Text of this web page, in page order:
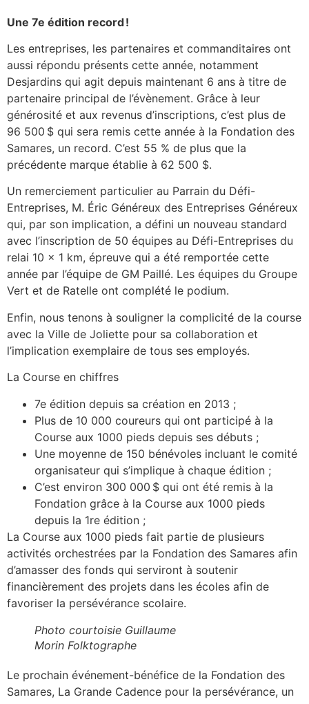
Une 7e édition record !
Les entreprises, les partenaires et commanditaires ont
aussi répondu présents cette année, notamment
Desjardins qui agit depuis maintenant 6 ans à titre de
partenaire principal de l’évènement. Grâce à leur
générosité et aux revenus d’inscriptions, c’est plus de
96 500 $ qui sera remis cette année à la Fondation des
Samares, un record. C’est 55 % de plus que la
précédente marque établie à 62 500 $.
Un remerciement particulier au Parrain du Défi-
Entreprises, M. Éric Généreux des Entreprises Généreux
qui, par son implication, a défini un nouveau standard
avec l’inscription de 50 équipes au Défi-Entreprises du
relai 10 x 1 km, épreuve qui a été remportée cette
année par l’équipe de GM Paillé. Les équipes du Groupe
Vert et de Ratelle ont complété le podium.
Enfin, nous tenons à souligner la complicité de la course
avec la Ville de Joliette pour sa collaboration et
l’implication exemplaire de tous ses employés.
La Course en chiffres
7e édition depuis sa création en 2013 ;
Plus de 10 000 coureurs qui ont participé à la
Course aux 1000 pieds depuis ses débuts ;
Une moyenne de 150 bénévoles incluant le comité
organisateur qui s’implique à chaque édition ;
C’est environ 300 000 $ qui ont été remis à la
Fondation grâce à la Course aux 1000 pieds
depuis la 1re édition ;
La Course aux 1000 pieds fait partie de plusieurs
activités orchestrées par la Fondation des Samares afin
d’amasser des fonds qui serviront à soutenir
financièrement des projets dans les écoles afin de
favoriser la persévérance scolaire.
Photo courtoisie Guillaume
Morin Folktographe
Le prochain événement-bénéfice de la Fondation des
Samares, La Grande Cadence pour la persévérance, un